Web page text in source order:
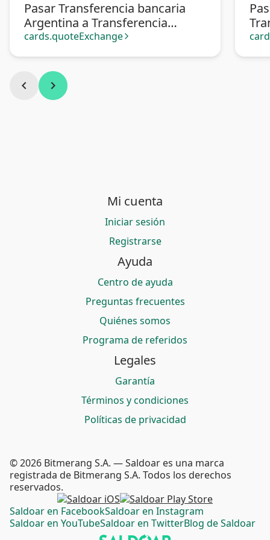
Pasar Transferencia bancaria
Argentina a Transferencia
bancaria Venezuela
cards.quoteExchange arrow_forward_ios
chevron_left chevron_right
Mi cuenta
Iniciar sesión
Registrarse
Ayuda
Centro de ayuda
Preguntas frecuentes
Quiénes somos
Programa de referidos
Legales
Garantía
Términos y condiciones
Políticas de privacidad
Saldoar en FacebookSaldoar en Instagram
Saldoar en YouTubeSaldoar en TwitterBlog de Saldoar
© 2026 Bitmerang S.A. — Saldoar es una marca
registrada de Bitmerang S.A. Todos los derechos
reservados.